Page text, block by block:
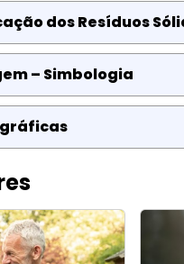
dos Resíduos
– Simbologia